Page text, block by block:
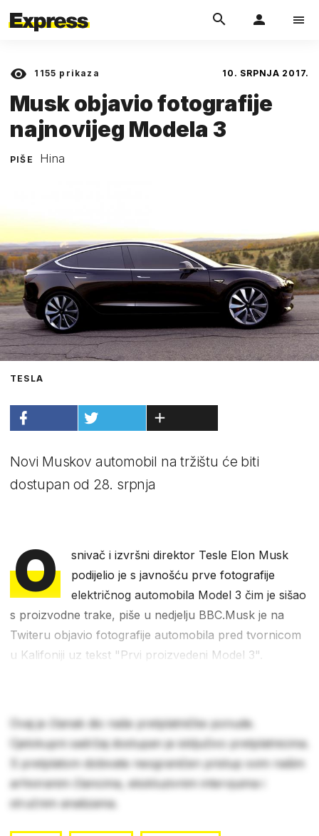
1155 prikaza 10. SRPNJA 2017.
Musk objavio fotografije
najnovijeg Modela 3
PIŠE Hina
TESLA
Novi Muskov automobil na tržištu će biti
dostupan od 28. srpnja
O
snivač i izvršni direktor Tesle Elon Musk
podijelio je s javnošću prve fotografije
električnog automobila Model 3 čim je sišao
s proizvodne trake, piše u nedjelju BBC.Musk je na
Twiteru objavio fotografije automobila pred tvornicom
u Kalifoniji uz tekst "Prvi proizvedeni Model 3".
Ovaj je članak dio naše pretplatničke ponude.
Cjelokupni sadržaj dostupan je isključivo pretplatnicima.
S pretplatom dobivate neograničen pristup svim našim
arhiviranim člancima, ekskluzivnim intervjuima i
stručnim analizama.